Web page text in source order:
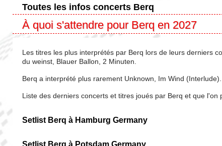
Toutes les infos concerts Berq
À quoi s'attendre pour Berq en 2027
Les titres les plus interprétés par Berq lors de leurs derniers
du weinst, Blauer Ballon, 2 Minuten.
Berq a interprété plus rarement Unknown, Im Wind (Interlude).
Liste des derniers concerts et titres joués par Berq et que
Setlist Berq à Hamburg Germany
Setlist Berq à Potsdam Germany